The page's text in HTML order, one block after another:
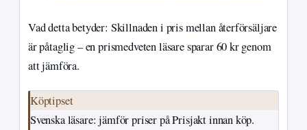
Vad detta betyder: Skillnaden i pris mellan återförsäljare
är påtaglig – en prismedveten läsare sparar 60 kr genom
att jämföra.
Köptipset
Svenska läsare: jämför priser på Prisjakt innan köp.